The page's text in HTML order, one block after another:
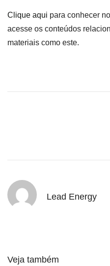
Clique aqui para conhecer
acesse os conteúdos
materiais como este.
Lead Energy
Veja também